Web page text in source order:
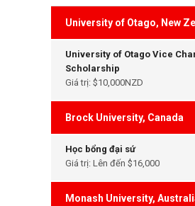
University of Otago, New
University of Otago Vice
Scholarship
Giá trị: $10,000NZD
Brock University, Canada
Học bổng đại sứ
Giá trị: Lên đến $16,000
Monash University,